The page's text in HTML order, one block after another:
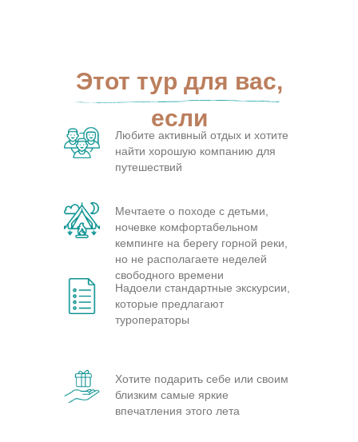
Любите активный отдых и хотите
найти хорошую компанию для
путешествий
Надоели стандартные экскурсии,
которые предлагают
туроператоры
Мечтаете о походе с детьми,
ночевке комфортабельном
кемпинге на берегу горной реки,
но не располагаете неделей
свободного времени
Хотите подарить себе или своим
близким самые яркие
впечатления этого лета
Этот тур для вас,
если